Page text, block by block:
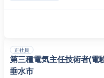
正社員
第三種電気主任技術者(電
垂水市